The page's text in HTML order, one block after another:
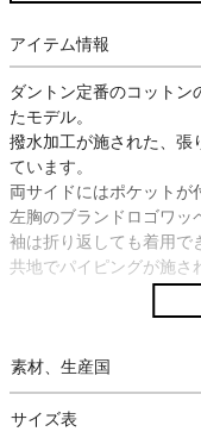
アイテム情報
ダントン定番のコットン
たモデル。
撥水加工が施された、張
ています。
両サイドにはポケットが
左胸のブランドロゴワッ
袖は折り返しても着用で
共地でパイピングが施さ
素材、生産国
サイズ表